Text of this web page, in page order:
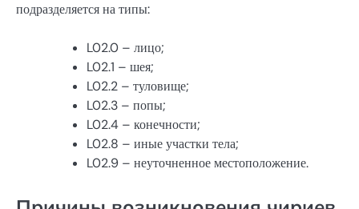
подразделяется на типы:
L02.0 – лицо;
L02.1 – шея;
L02.2 – туловище;
L02.3 – попы;
L02.4 – конечности;
L02.8 – иные участки тела;
L02.9 – неуточненное местоположение.